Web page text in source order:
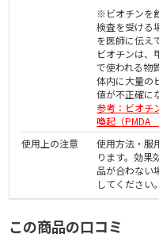
※ビオチンを
検査を受ける
を医師に伝え
ビオチンは、
で使われる物
体内に大量の
値が不正確に
参考：ビオチ
喚起（PMDA
使用上の注意
使用方法・服
ります。効果
品が合わない
してください。
この商品の口コミ